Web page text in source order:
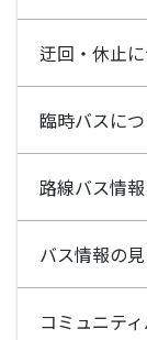
迂回・休止
臨時バスに
路線バス情報
バス情報の
コミュニテ